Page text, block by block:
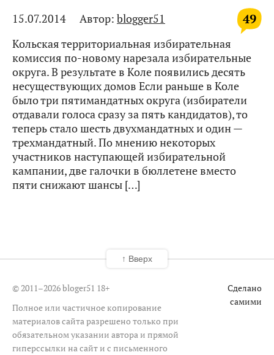
49
15.07.2014 Автор: blogger51
Кольская территориальная избирательная
комиссия по-новому нарезала избирательные
округа. В результате в Коле появились десять
несуществующих домов Если раньше в Коле
было три пятимандатных округа (избиратели
отдавали голоса сразу за пять кандидатов), то
теперь стало шесть двухмандатных и один —
трехмандатный. По мнению некоторых
участников наступающей избирательной
кампании, две галочки в бюллетене вместо
пяти снижают шансы […]
© 2011–2026 bloger51 18+
Полное или частичное копирование
материалов сайта разрешено только при
обязательном указании автора и прямой
гиперссылки на сайт и с письменного
Сделано
самими
↑ Вверх